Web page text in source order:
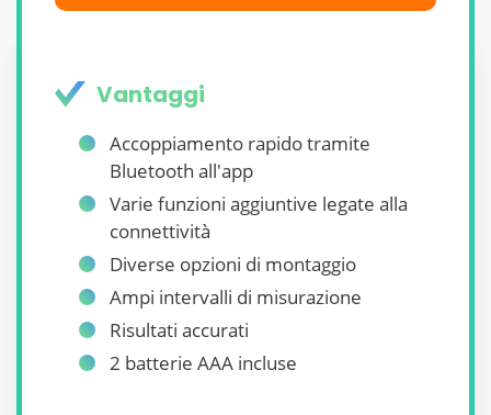
Vantaggi
Accoppiamento rapido tramite
Bluetooth all'app
Varie funzioni aggiuntive legate alla
connettività
Diverse opzioni di montaggio
Ampi intervalli di misurazione
Risultati accurati
2 batterie AAA incluse